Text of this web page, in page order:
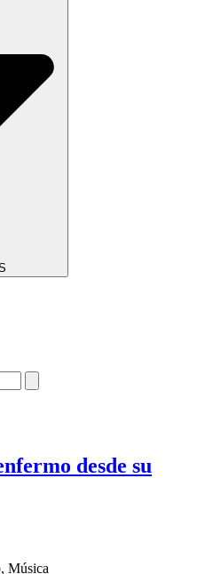
desde su
, Música